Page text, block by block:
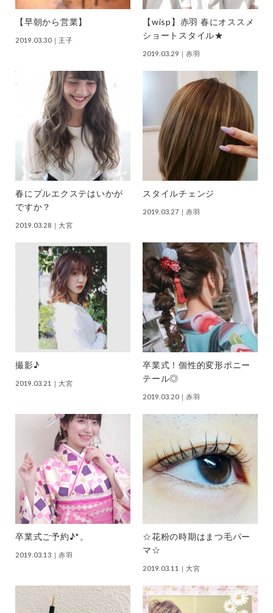
【早朝から営業】
2019.03.30｜王子
【wisp】赤羽 春にオススメ
ショートスタイル★
2019.03.29 ｜赤羽
春にプルエクステはいかが
ですか？
2019.03.28 ｜大宮
スタイルチェンジ
2019.03.27 ｜赤羽
撮影♪
2019.03.21 ｜大宮
卒業式！個性的変形ポニー
テール◎
2019.03.20｜赤羽
卒業式ご予約♪*。
2019.03.13 ｜赤羽
☆花粉の時期はまつ毛パー
マ☆
2019.03.11 ｜大宮